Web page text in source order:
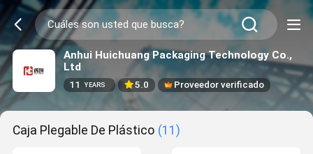
Anhui Huichuang Packaging Technology Co.,
Ltd
11 YEARS 5.0 Proveedor verificado
Caja Plegable De Plástico (11)